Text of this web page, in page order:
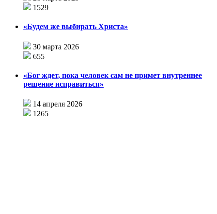
1529
«Будем же выбирать Христа»
30 марта 2026
655
«Бог ждет, пока человек сам не примет внутреннее
решение исправиться»
14 апреля 2026
1265